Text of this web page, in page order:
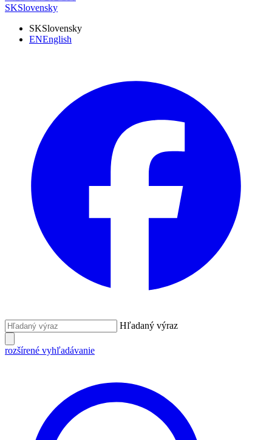
SKSlovensky
SKSlovensky
ENEnglish
Hľadaný výraz
rozšírené vyhľadávanie